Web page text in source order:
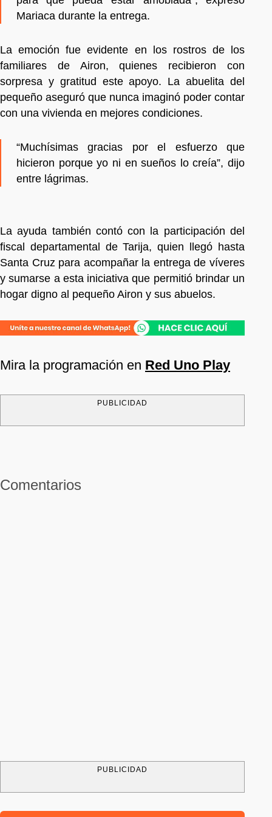
Mariaca durante la entrega.
La emoción fue evidente en los rostros de los
familiares de Airon, quienes recibieron con
sorpresa y gratitud este apoyo. La abuelita del
pequeño aseguró que nunca imaginó poder contar
con una vivienda en mejores condiciones.
“Muchísimas gracias por el esfuerzo que
hicieron porque yo ni en sueños lo creía”, dijo
entre lágrimas.
La ayuda también contó con la participación del
fiscal departamental de Tarija, quien llegó hasta
Santa Cruz para acompañar la entrega de víveres
y sumarse a esta iniciativa que permitió brindar un
hogar digno al pequeño Airon y sus abuelos.
Mira la programación en Red Uno Play
PUBLICIDAD
Comentarios
PUBLICIDAD